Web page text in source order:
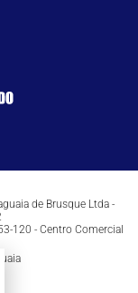
de Brusque Ltda -
120 - Centro Comercial